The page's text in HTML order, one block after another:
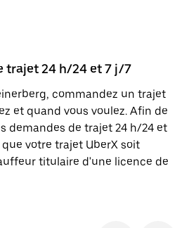
trajet 24 h/24 et 7 j/7
commandez un trajet
et quand vous voulez. Afin de
demandes de trajet 24 h/24 et
votre trajet UberX soit
titulaire d'une licence de